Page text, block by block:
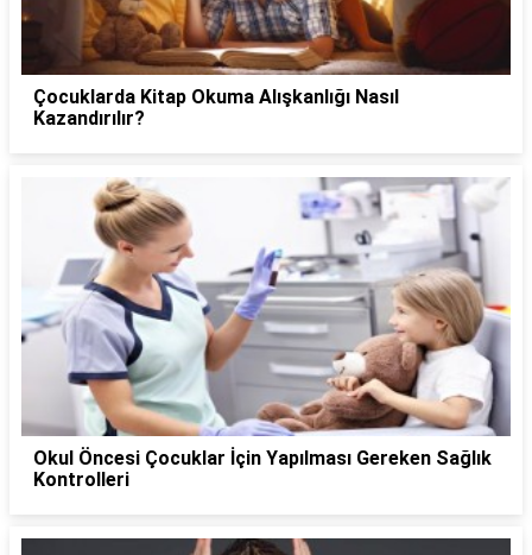
Çocuklarda Kitap Okuma Alışkanlığı Nasıl
Kazandırılır?
Okul Öncesi Çocuklar İçin Yapılması Gereken Sağlık
Kontrolleri